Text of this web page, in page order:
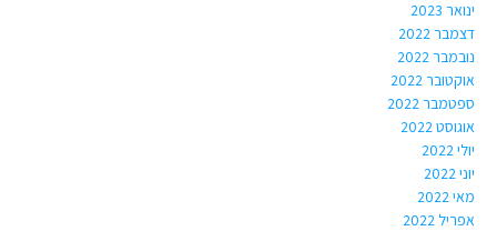
ינואר 2023
דצמבר 2022
נובמבר 2022
אוקטובר 2022
ספטמבר 2022
אוגוסט 2022
יולי 2022
יוני 2022
מאי 2022
אפריל 2022